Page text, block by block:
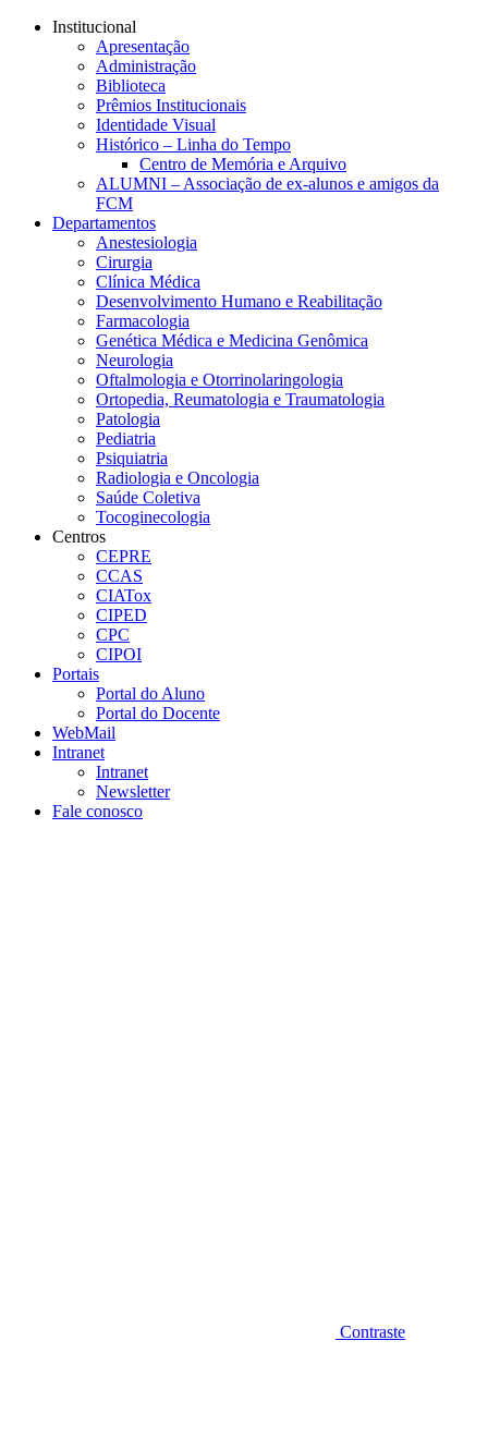
Conteúdo principal
Institucional
Apresentação
Administração
Biblioteca
Prêmios Institucionais
Identidade Visual
Histórico – Linha do Tempo
Centro de Memória e Arquivo
ALUMNI – Associação de ex-alunos e amigos da
FCM
Departamentos
Anestesiologia
Cirurgia
Clínica Médica
Desenvolvimento Humano e Reabilitação
Farmacologia
Genética Médica e Medicina Genômica
Neurologia
Oftalmologia e Otorrinolaringologia
Ortopedia, Reumatologia e Traumatologia
Patologia
Pediatria
Psiquiatria
Radiologia e Oncologia
Saúde Coletiva
Tocoginecologia
Centros
CEPRE
CCAS
CIATox
CIPED
CPC
CIPOI
Portais
Portal do Aluno
Portal do Docente
WebMail
Intranet
Intranet
Newsletter
Fale conosco
Contraste